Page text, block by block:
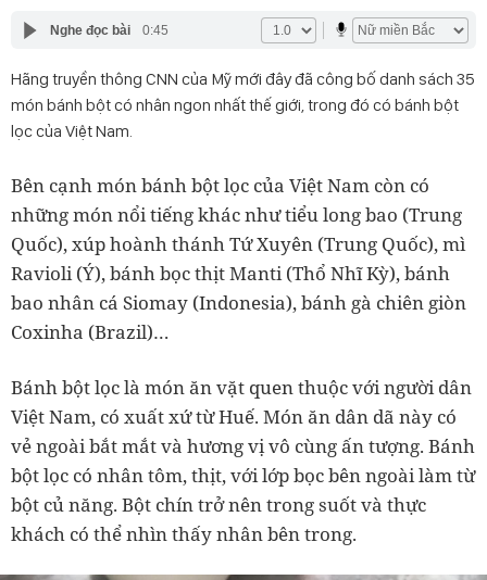
Nghe đọc bài 0:45
Hãng truyền thông CNN của Mỹ mới đây đã công bố danh sách 35
món bánh bột có nhân ngon nhất thế giới, trong đó có bánh bột
lọc của Việt Nam.
Bên cạnh món bánh bột lọc của Việt Nam còn có
những món nổi tiếng khác như tiểu long bao (Trung
Quốc), xúp hoành thánh Tứ Xuyên (Trung Quốc), mì
Ravioli (Ý), bánh bọc thịt Manti (Thổ Nhĩ Kỳ), bánh
bao nhân cá Siomay (Indonesia), bánh gà chiên giòn
Coxinha (Brazil)…
Bánh bột lọc là món ăn vặt quen thuộc với người dân
Việt Nam, có xuất xứ từ Huế. Món ăn dân dã này có
vẻ ngoài bắt mắt và hương vị vô cùng ấn tượng. Bánh
bột lọc có nhân tôm, thịt, với lớp bọc bên ngoài làm từ
bột củ năng. Bột chín trở nên trong suốt và thực
khách có thể nhìn thấy nhân bên trong.